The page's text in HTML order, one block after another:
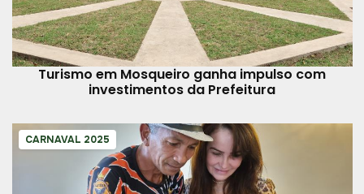
Turismo em Mosqueiro ganha impulso com
investimentos da Prefeitura
CARNAVAL 2025